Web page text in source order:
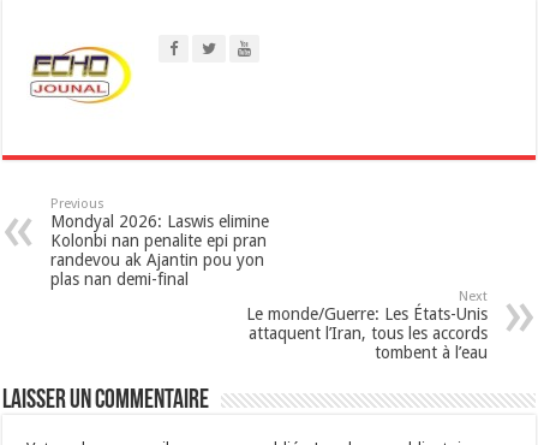
p
p
Previous
Mondyal 2026: Laswis elimine
Kolonbi nan penalite epi pran
randevou ak Ajantin pou yon
plas nan demi-final
Next
Le monde/Guerre: Les États-Unis
attaquent l’Iran, tous les accords
tombent à l’eau
Laisser un commentaire